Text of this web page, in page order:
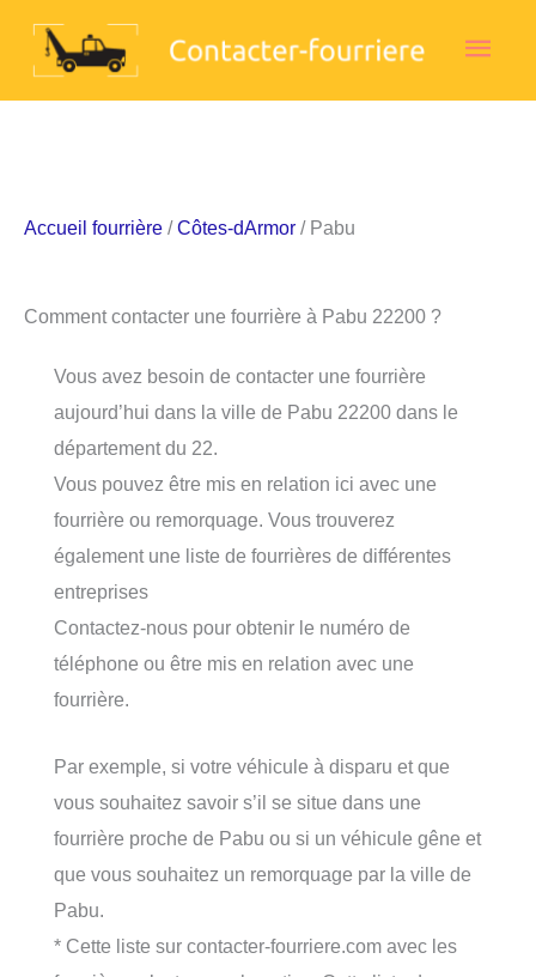
Accueil fourrière /Côtes-dArmor / Pabu
Comment contacter une fourrière à Pabu 22200 ?
Vous avez besoin de contacter une fourrière
aujourd’hui dans la ville de Pabu 22200 dans le
département du 22.
Vous pouvez être mis en relation ici avec une
fourrière ou remorquage. Vous trouverez
également une liste de fourrières de différentes
entreprises
Contactez-nous pour obtenir le numéro de
téléphone ou être mis en relation avec une
fourrière.
Par exemple, si votre véhicule à disparu et que
vous souhaitez savoir s’il se situe dans une
fourrière proche de Pabu ou si un véhicule gêne et
que vous souhaitez un remorquage par la ville de
Pabu.
* Cette liste sur contacter-fourriere.com avec les